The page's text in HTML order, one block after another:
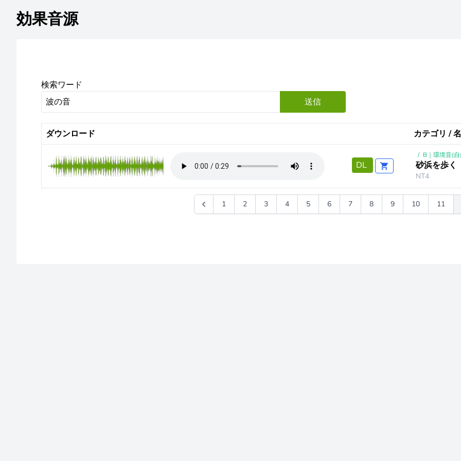
効果音源
検索ワード
送信
ダウンロード カテゴリ /
DL
/ B｜環境音(自
砂浜を歩く
NT4
1 2 3 4 5 6 7 8 9 10 11